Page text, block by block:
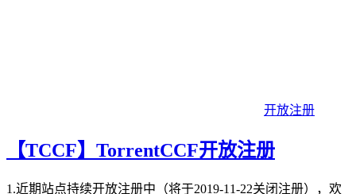
开放注册
【TCCF】TorrentCCF开放注册
1.近期站点持续开放注册中（将于2019-11-22关闭注册），欢